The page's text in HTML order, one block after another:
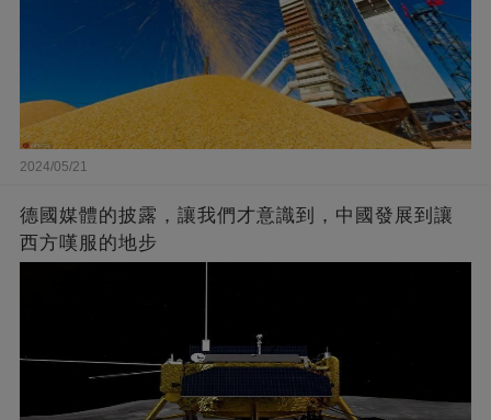
2024/05/21
德國媒體的披露，讓我們才意識到，中國發展到讓
西方嘆服的地步